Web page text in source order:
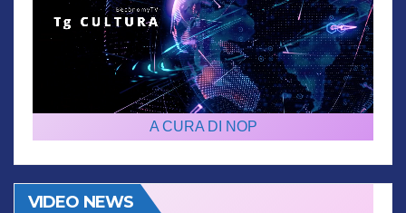
A CURA DI NOP
VIDEO NEWS